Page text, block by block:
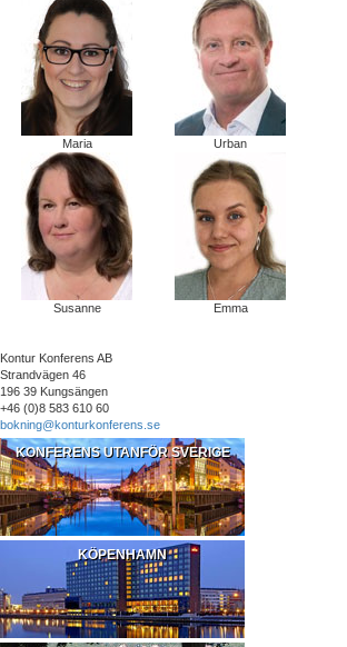
Maria Urban
Susanne Emma
Kontur Konferens AB
Strandvägen 46
196 39 Kungsängen
+46 (0)8 583 610 60
bokning@konturkonferens.se
KONFERENS UTANFÖR SVERIGE
KÖPENHAMN